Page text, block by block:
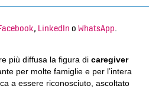
, LinkedIn o WhatsApp
più diffusa la figura di caregiver
per molte famiglie e per l’intera
a essere riconosciuto, ascoltato